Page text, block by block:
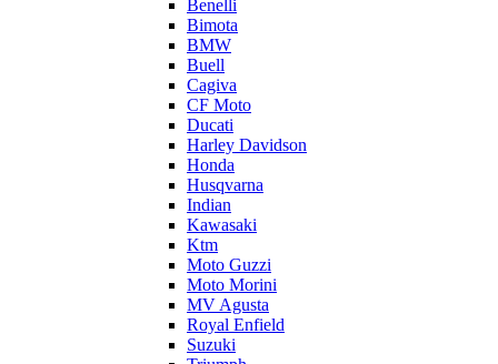
Benelli
Bimota
BMW
Buell
Cagiva
CF Moto
Ducati
Harley Davidson
Honda
Husqvarna
Indian
Kawasaki
Ktm
Moto Guzzi
Moto Morini
MV Agusta
Royal Enfield
Suzuki